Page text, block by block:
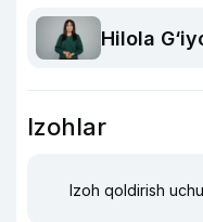
Hilola
Izohlar
Izoh qoldirish